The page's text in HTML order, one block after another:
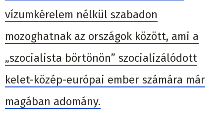
vízumkérelem nélkül szabadon
mozoghatnak az országok között, ami a
„szocialista börtönön” szocializálódott
kelet-közép-európai ember számára már
magában adomány.